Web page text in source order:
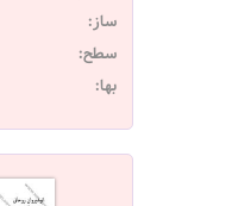
ساز:
سطح:
بها: